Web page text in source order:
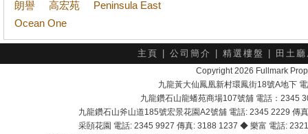
朗譽
高宏苑
Peninsula East
Ocean One
主頁 公司簡介 精選樓盤 田土
Copyright 2026 Fullmark
九龍黃大仙鳳凰新村環鳳街18號A地下
九龍鑽石山龍蟠苑商場107號舖 電話：2345
九龍鑽石山斧山道185號宏景花園A2號舖 電話: 2345 2229
采頣花園 電話: 2345 9927 傳真: 3188 1237 ◆ 樂富 電話: